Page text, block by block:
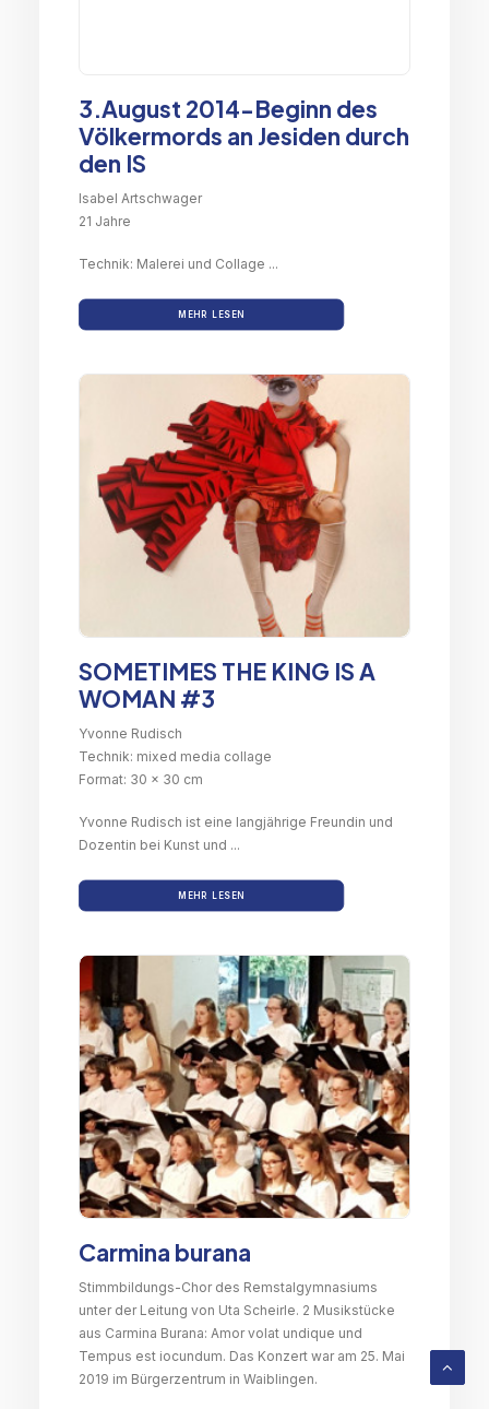
3.August 2014-Beginn des
Völkermords an Jesiden durch
den IS
Isabel Artschwager
21 Jahre
Technik: Malerei und Collage ...
MEHR LESEN
SOMETIMES THE KING IS A
WOMAN #3
Yvonne Rudisch
Technik: mixed media collage
Format: 30 x 30 cm
Yvonne Rudisch ist eine langjährige Freundin und
Dozentin bei Kunst und ...
MEHR LESEN
Carmina burana
Stimmbildungs-Chor des Remstalgymnasiums
unter der Leitung von Uta Scheirle. 2 Musikstücke
aus Carmina Burana: Amor volat undique und
Tempus est iocundum. Das Konzert war am 25. Mai
2019 im Bürgerzentrum in Waiblingen.